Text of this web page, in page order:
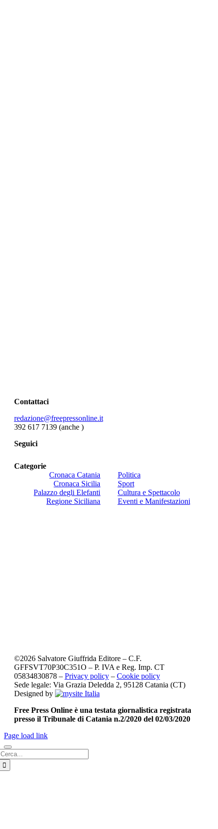
Contattaci
redazione@freepressonline.it
392 617 7139 (anche )
Seguici
Categorie
Cronaca Catania
Cronaca Sicilia
Palazzo degli Elefanti
Regione Siciliana
Politica
Sport
Cultura e Spettacolo
Eventi e Manifestazioni
©2026Salvatore Giuffrida Editore – C.F.
GFFSVT70P30C351O – P. IVA e Reg. Imp. CT
05834830878 – Privacy policy– Cookie policy
Sede legale: Via Grazia Deledda 2, 95128 Catania (CT)
Designed by
Free Press Online è una testata giornalistica registrata
presso il Tribunale di Catania n.2/2020 del 02/03/2020
Page load link